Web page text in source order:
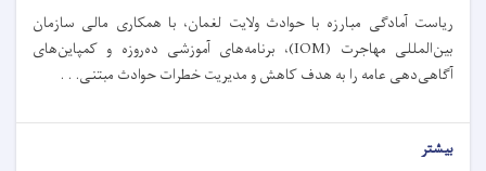
ریاست آمادگی مبارزه با حوادث ولایت لغمان، با همکاری مالی سازمان
بین‌المللی مهاجرت (IOM)، برنامه‌های آموزشی ده‌روزه و کمپاین‌های
آگاهی‌دهی عامه را به هدف کاهش و مدیریت خطرات حوادث مبتنی. . .
بیشتر